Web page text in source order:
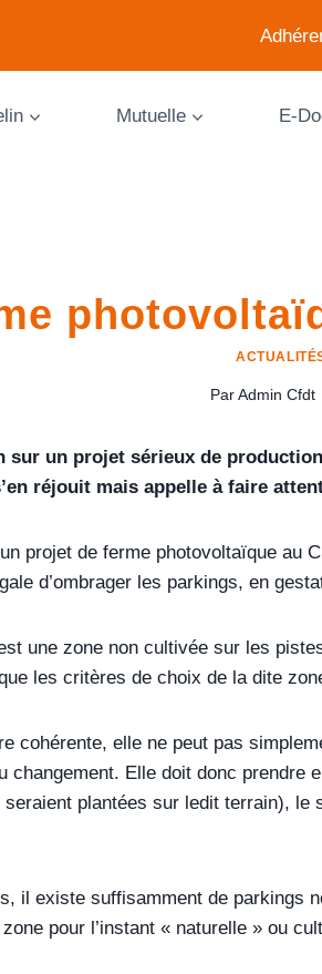
Mutuelle E-
Par Admin Cfdt
sur un projet sérieux de
réjouit mais appelle à faire
projet de ferme photovoltaïque au
d’ombrager les parkings, en
une zone non cultivée sur les
les critères de choix de la dite
cohérente, elle ne peut pas
changement. Elle doit donc
plantées sur ledit terrain), le
il existe suffisamment de parkings
pour l’instant « naturelle » ou